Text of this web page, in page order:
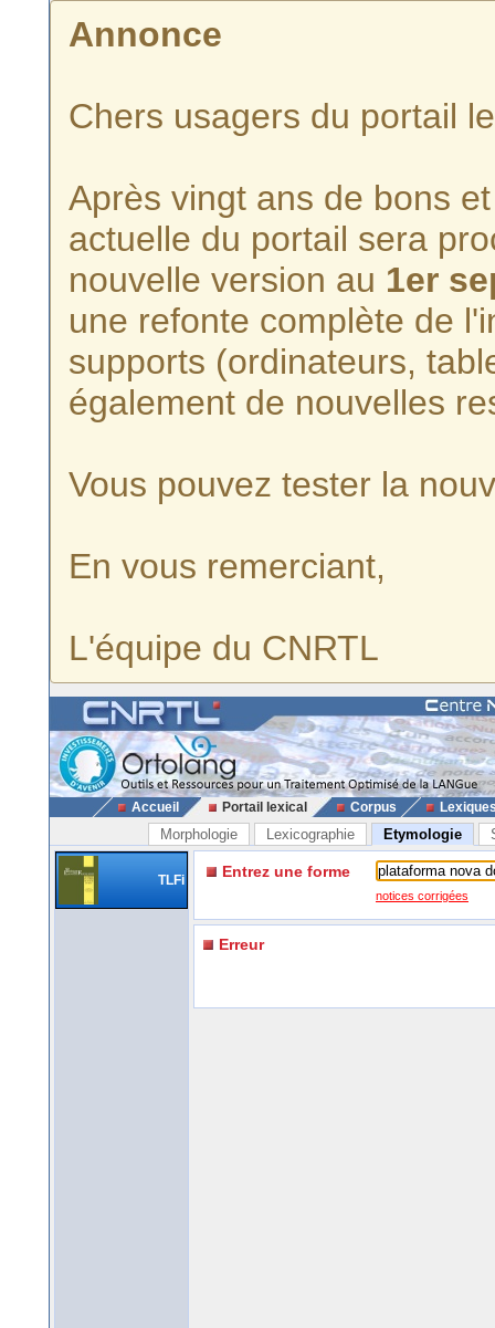
Annonce
Chers usagers du portail
Après vingt ans de bons
actuelle du portail sera
nouvelle version au 1er
une refonte complète de
supports (ordinateurs,
également de nouvelles
Vous pouvez tester la
En vous remerciant,
L'équipe du CNRTL
Accueil Portail lexical Corpus
Morphologie Lexicographie Etymologie
TLFi Entrez une forme
notices corrigées
Erreur